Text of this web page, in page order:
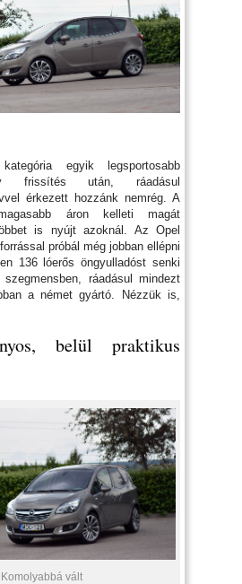
egyik legsportosabb
frissítés után, ráadásul
érkezett hozzánk nemrég. A
áron kelleti magát
is nyújt azoknál. Az Opel
próbál még jobban ellépni
136 lóerős öngyulladóst senki
ráadásul mindezt
a német gyártó. Nézzük is,
belül praktikus
Komolyabbá vált